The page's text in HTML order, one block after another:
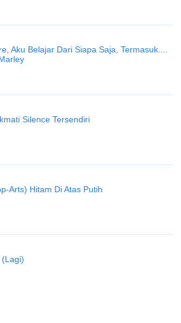
Aku Belajar Dari Siapa Saja, Termasuk....
Silence Tersendiri
Arts) Hitam Di Atas Putih